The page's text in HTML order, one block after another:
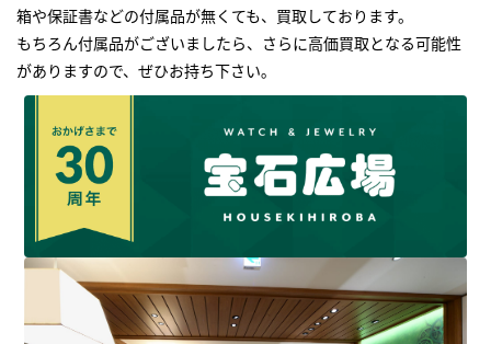
箱や保証書などの付属品が無くても、買取しております。
もちろん付属品がございましたら、さらに高価買取となる可能性
がありますので、ぜひお持ち下さい｡